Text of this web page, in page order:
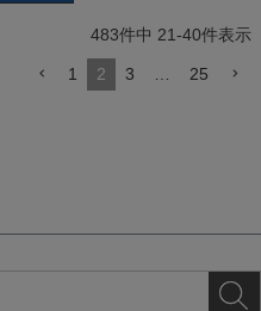
483件中 21-40件表示
1 2 3 25